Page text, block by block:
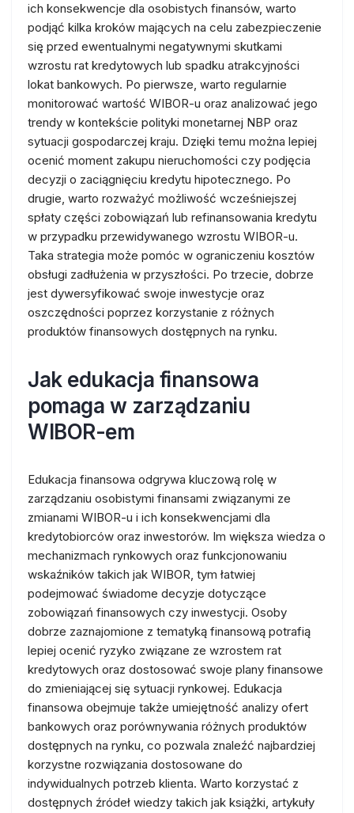
ich konsekwencje dla osobistych finansów, warto
podjąć kilka kroków mających na celu zabezpieczenie
się przed ewentualnymi negatywnymi skutkami
wzrostu rat kredytowych lub spadku atrakcyjności
lokat bankowych. Po pierwsze, warto regularnie
monitorować wartość WIBOR-u oraz analizować jego
trendy w kontekście polityki monetarnej NBP oraz
sytuacji gospodarczej kraju. Dzięki temu można lepiej
ocenić moment zakupu nieruchomości czy podjęcia
decyzji o zaciągnięciu kredytu hipotecznego. Po
drugie, warto rozważyć możliwość wcześniejszej
spłaty części zobowiązań lub refinansowania kredytu
w przypadku przewidywanego wzrostu WIBOR-u.
Taka strategia może pomóc w ograniczeniu kosztów
obsługi zadłużenia w przyszłości. Po trzecie, dobrze
jest dywersyfikować swoje inwestycje oraz
oszczędności poprzez korzystanie z różnych
produktów finansowych dostępnych na rynku.
Jak edukacja finansowa
pomaga w zarządzaniu
WIBOR-em
Edukacja finansowa odgrywa kluczową rolę w
zarządzaniu osobistymi finansami związanymi ze
zmianami WIBOR-u i ich konsekwencjami dla
kredytobiorców oraz inwestorów. Im większa wiedza o
mechanizmach rynkowych oraz funkcjonowaniu
wskaźników takich jak WIBOR, tym łatwiej
podejmować świadome decyzje dotyczące
zobowiązań finansowych czy inwestycji. Osoby
dobrze zaznajomione z tematyką finansową potrafią
lepiej ocenić ryzyko związane ze wzrostem rat
kredytowych oraz dostosować swoje plany finansowe
do zmieniającej się sytuacji rynkowej. Edukacja
finansowa obejmuje także umiejętność analizy ofert
bankowych oraz porównywania różnych produktów
dostępnych na rynku, co pozwala znaleźć najbardziej
korzystne rozwiązania dostosowane do
indywidualnych potrzeb klienta. Warto korzystać z
dostępnych źródeł wiedzy takich jak książki, artykuły